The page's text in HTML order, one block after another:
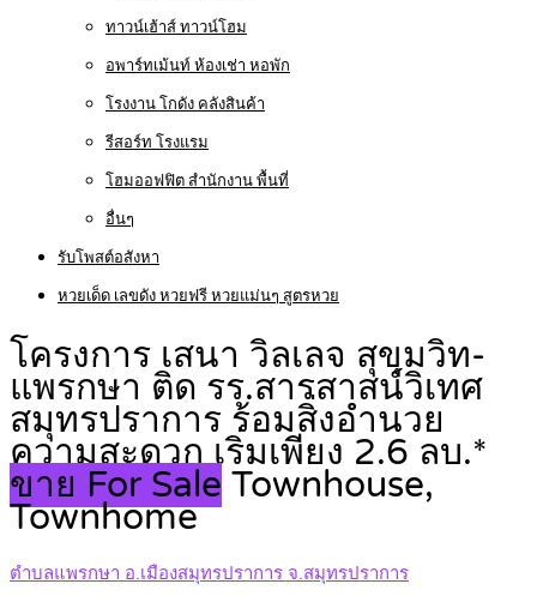
ทาวน์เฮ้าส์ ทาวน์โฮม
อพาร์ทเม้นท์ ห้องเช่า หอพัก
โรงงาน โกดัง คลังสินค้า
รีสอร์ท โรงแรม
โฮมออฟฟิต สำนักงาน พื้นที่
อื่นๆ
รับโพสต์อสังหา
หวยเด็ด เลขดัง หวยฟรี หวยแม่นๆ สูตรหวย
โครงการ เสนา วิลเลจ สุขุมวิท-
แพรกษา ติด รร.สารสาสน์วิเทศ
สมุทรปราการ ร้อมสิ่งอำนวย
ความสะดวก เริ่มเพียง 2.6 ลบ.*
ขาย For Sale Townhouse,
Townhome
ตำบลแพรกษา อ.เมืองสมุทรปราการ จ.สมุทรปราการ